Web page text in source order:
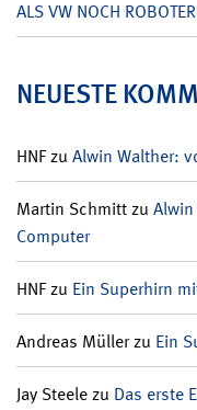
ALS VW NOCH
NEUESTE
HNFzu Alwin Walther:
Martin Schmittzu
Computer
HNFzu Ein Superhirn
Andreas Müllerzu Ein
Jay Steelezu Das erste